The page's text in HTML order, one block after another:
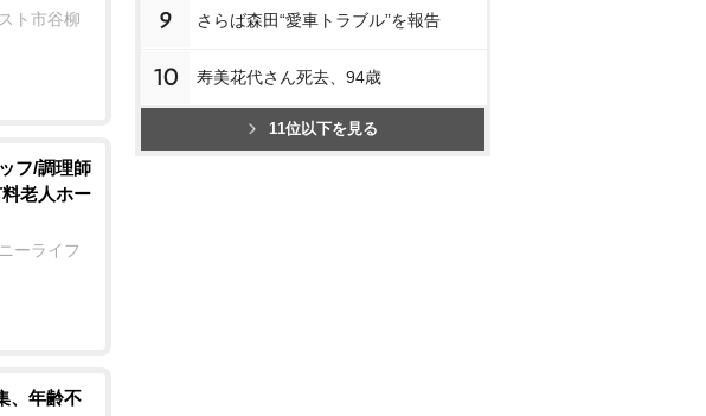
ト市谷柳
フ/調理師
老人ホー
ーライフ
、年齢不
9 さらば森田“愛車トラブル”を報告
10 寿美花代さん死去、94歳
11位以下を見る